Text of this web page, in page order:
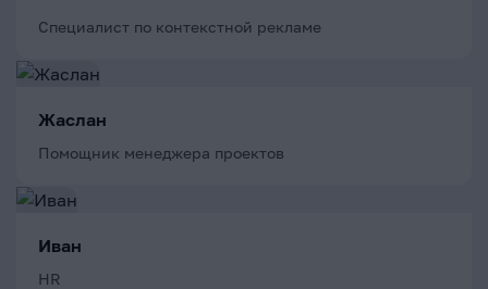
Специалист по контекстной рекламе
Жаслан
Помощник менеджера проектов
Иван
HR